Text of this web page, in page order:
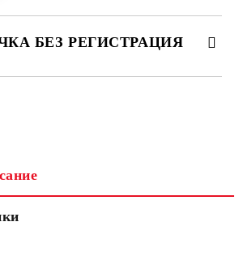
БЕЗ РЕГИСТРАЦИЯ